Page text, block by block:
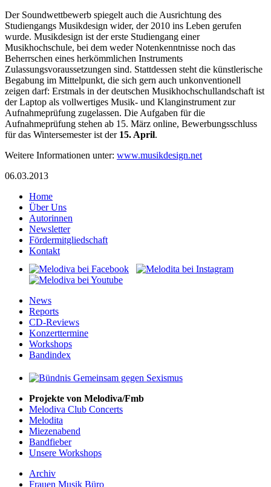
Der Soundwettbewerb spiegelt auch die Ausrichtung des
Studiengangs Musikdesign wider, der 2010 ins Leben gerufen
wurde. Musikdesign ist der erste Studiengang einer
Musikhochschule, bei dem weder Notenkenntnisse noch das
Beherrschen eines herkömmlichen Instruments
Zulassungsvoraussetzungen sind. Stattdessen steht die künstlerische
Begabung im Mittelpunkt, die sich gern auch unkonventionell
zeigen darf: Erstmals in der deutschen Musikhochschullandschaft ist
der Laptop als vollwertiges Musik- und Klanginstrument zur
Aufnahmeprüfung zugelassen. Die Aufgaben für die
Aufnahmeprüfung stehen ab 15. März online, Bewerbungsschluss
für das Wintersemester ist der 15. April.
Weitere Informationen unter: www.musikdesign.net
06.03.2013
Home
Über Uns
Autorinnen
Newsletter
Fördermitgliedschaft
Kontakt
News
Reports
CD-Reviews
Konzerttermine
Workshops
Bandindex
Projekte von Melodiva/Fmb
Melodiva Club Concerts
Melodita
Miezenabend
Bandfieber
Unsere Workshops
Archiv
Frauen Musik Büro